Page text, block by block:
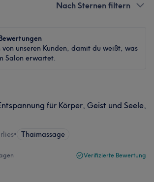
Nach Sternen filtern
von unseren Kunden, damit du weißt, was
Salon erwartet.
für Körper, Geist und Seele,
• Thaimassage
Verifizierte Bewertung